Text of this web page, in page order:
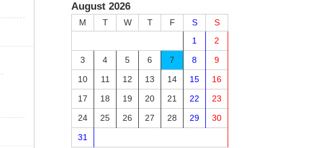
August 2026
M T W T F S
S
1
2
3
4 5 6 7 8
9
10
11 12 13 14 15
16
17
18 19 20 21 22
23
24
25 26 27 28 29
30
31